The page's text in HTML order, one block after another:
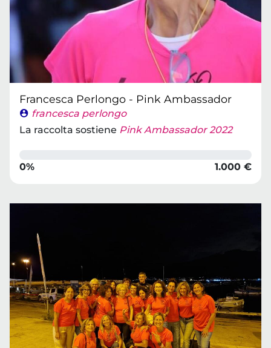
Francesca Perlongo - Pink Ambassador
francesca perlongo
La raccolta sostiene Pink Ambassador 2022
0% 1.000 €